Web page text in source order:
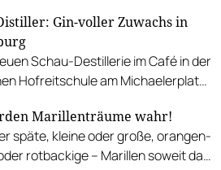
Gin-voller Zuwachs in
Schau-Destillerie im Café in der
Hofreitschule am Michaelerplatz
Marillenträume wahr!
späte, kleine oder große, orangen-
rotbackige – Marillen soweit das